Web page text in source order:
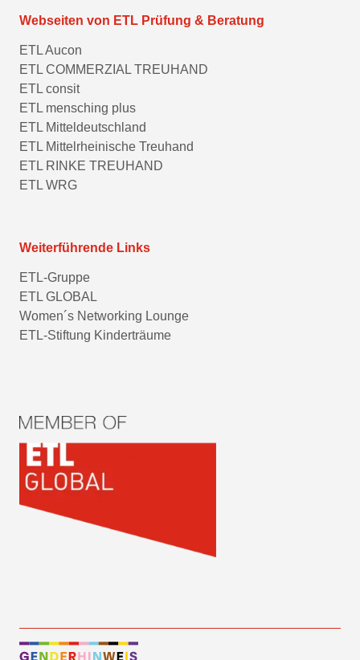
Webseiten von ETL Prüfung & Beratung
ETL Aucon
ETL COMMERZIAL TREUHAND
ETL consit
ETL mensching plus
ETL Mitteldeutschland
ETL Mittelrheinische Treuhand
ETL RINKE TREUHAND
ETL WRG
Weiterführende Links
ETL-Gruppe
ETL GLOBAL
Women´s Networking Lounge
ETL-Stiftung Kinderträume